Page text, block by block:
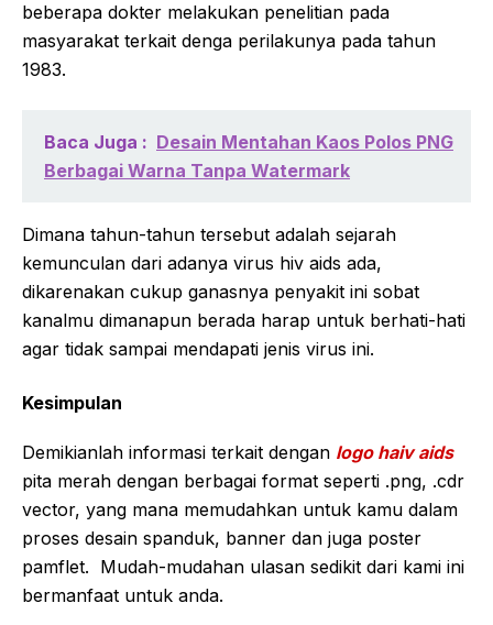
beberapa dokter melakukan penelitian pada
masyarakat terkait denga perilakunya pada tahun
1983.
Baca Juga : Desain Mentahan Kaos Polos PNG
Berbagai Warna Tanpa Watermark
Dimana tahun-tahun tersebut adalah sejarah
kemunculan dari adanya virus hiv aids ada,
dikarenakan cukup ganasnya penyakit ini sobat
kanalmu dimanapun berada harap untuk berhati-hati
agar tidak sampai mendapati jenis virus ini.
Kesimpulan
Demikianlah informasi terkait dengan logo haiv aids
pita merah dengan berbagai format seperti .png, .cdr
vector, yang mana memudahkan untuk kamu dalam
proses desain spanduk, banner dan juga poster
pamflet. Mudah-mudahan ulasan sedikit dari kami ini
bermanfaat untuk anda.